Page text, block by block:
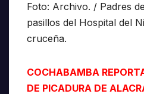
Foto: Archivo. / Padres
pasillos del Hospital del
cruceña.
COCHABAMBA
DE PICADURA DE